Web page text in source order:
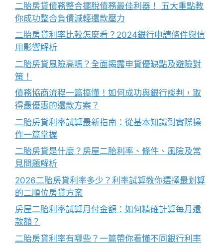
二胎房貸債務整合擺脫債務最佳利器！ 五大重點教
你成功整合負債減輕還款壓力
二胎房貸利率比較怎麼看？2024銀行申請條件與信
用影響解析
二胎房貸風險高嗎？全面揭露申貸優缺點及避險對
策！
債務協商流程一篇搞懂！如何成功與銀行談判，取
得最優惠的還款方案？
二胎房貸利率試算最新指南：從基本知識到實際操
作一篇掌握
二胎房貸是什麼？房屋二胎利率、條件、風險及常
見問題解析
2026二胎房貸利率多少？利率試算教你選擇最划算
的二順位房貸方案
房屋二胎利率試算月付金額：如何精確計算每月還
款額？
二胎房貸利率有哪些？一篇帶你看懂不同銀行利率